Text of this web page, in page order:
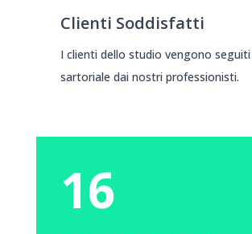
Clienti Soddisfatti
I clienti dello studio vengono
sartoriale dai nostri professionisti.
16